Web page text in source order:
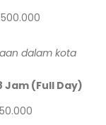
dalam kota
Jam (Full Day)